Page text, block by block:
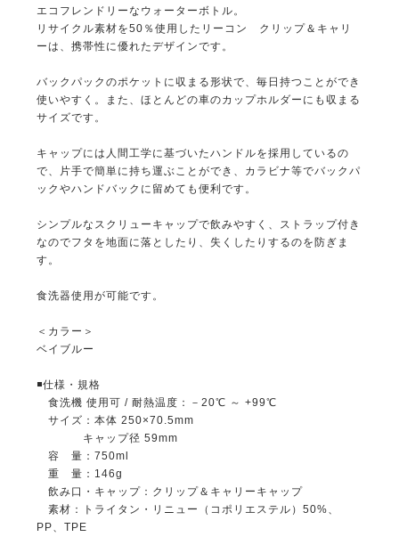
エコフレンドリーなウォーターボトル。
リサイクル素材を50％使用したリーコン クリップ＆キャリ
ーは、携帯性に優れたデザインです。
バックパックのポケットに収まる形状で、毎日持つことができ
使いやすく。また、ほとんどの車のカップホルダーにも収まる
サイズです。
キャップには人間工学に基づいたハンドルを採用しているの
で、片手で簡単に持ち運ぶことができ、カラビナ等でバックパ
ックやハンドバックに留めても便利です。
シンプルなスクリューキャップで飲みやすく、ストラップ付き
なのでフタを地面に落としたり、失くしたりするのを防ぎま
す。
食洗器使用が可能です。
＜カラー＞
ベイブルー
◾️仕様・規格
食洗機 使用可 / 耐熱温度：－20℃ ～ +99℃
サイズ：本体 250×70.5mm
キャップ径 59mm
容 量：750ml
重 量：146g
飲み口・キャップ：クリップ＆キャリーキャップ
素材：トライタン・リニュー（コポリエステル）50%、
PP、TPE